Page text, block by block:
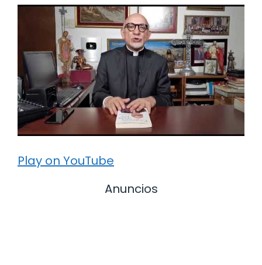
Play on YouTube
Anuncios